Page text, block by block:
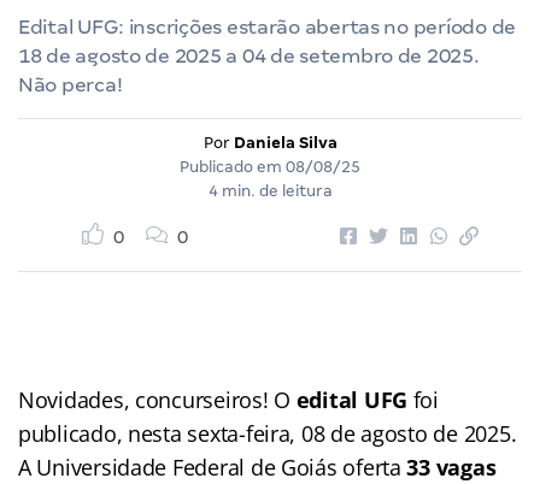
Edital UFG: inscrições estarão abertas no período de
18 de agosto de 2025 a 04 de setembro de 2025.
Não perca!
Por Daniela Silva
Publicado em 08/08/25
4 min. de leitura
0 0
Novidades, concurseiros! O edital UFG foi
publicado, nesta sexta-feira, 08 de agosto de 2025.
A Universidade Federal de Goiás oferta33 vagas